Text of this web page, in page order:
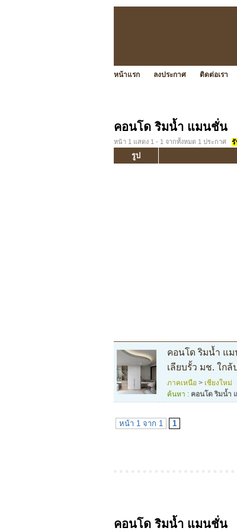
หน้าแรก ลงประกาศ ติดต่อเรา
คอนโด ริมน้ำ แมนชั่น
หน้า 1 แสดง 1 - 1 จากทั้งหมด 1 ประกาศ รั
รูป
คอนโด ริมน้ำ แม
เลียบรั้ว มช. ใกล้
ภาคเหนือ > เชียงใหม่
ค้นหา : คอนโด ริมน้ำ
หน้า 1 จาก 1 1
คอนโด ริมน้ำ แมนชั่น